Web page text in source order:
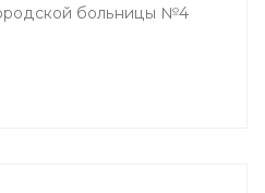
больницы №4